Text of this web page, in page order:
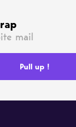
mail